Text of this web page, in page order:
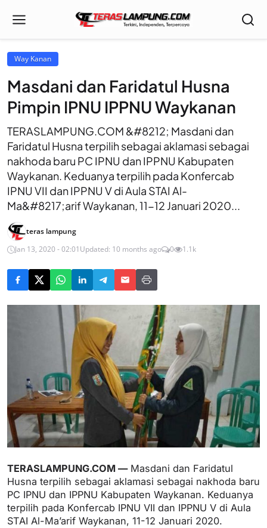
Way Kanan
Masdani dan Faridatul Husna
Pimpin IPNU IPPNU Waykanan
TERASLAMPUNG.COM &#8212; Masdani dan
Faridatul Husna terpilih sebagai aklamasi sebagai
nakhoda baru PC IPNU dan IPPNU Kabupaten
Waykanan. Keduanya terpilih pada Konfercab
IPNU VII dan IPPNU V di Aula STAI Al-
Ma&#8217;arif Waykanan, 11-12 Januari 2020...
teras lampung
Jan 13, 2020 - 02:01 Updated: 10 months ago 0 1.1k
TERASLAMPUNG.COM —Masdani dan Faridatul
Husna terpilih sebagai aklamasi sebagai nakhoda baru
PC IPNU dan IPPNU Kabupaten Waykanan. Keduanya
terpilih pada Konfercab IPNU VII dan IPPNU V di Aula
STAI Al-Ma’arif Waykanan, 11-12 Januari 2020.